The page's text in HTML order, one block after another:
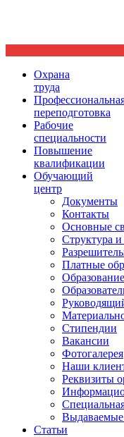
Ориентир охраны труда
Охрана
труда
переподготовка
Рабочие
специальности
Повышение
квалификации
Обучающий
центр
Документы
Контакты
Основные
Структура
Платные
Образование
Стипендии
Вакансии
Фотогалерея
Наши
Реквизиты
Статьи